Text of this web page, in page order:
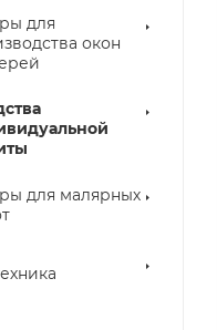
для
окон
для малярных